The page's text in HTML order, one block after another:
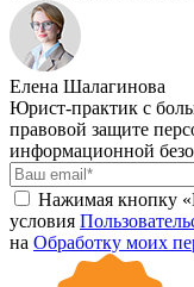
Елена Шалагинова
Юрист-практик с
правовой защите
информационной
Нажимая кнопку
условия
на Обработку моих